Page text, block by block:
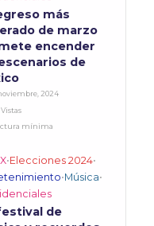
más
de marzo
encender
de
2024
Vistas
mínima
•Elecciones 2024•
•Música•
de